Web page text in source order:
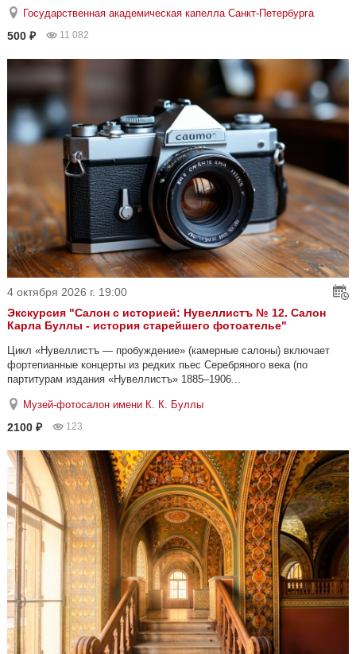
Государственная академическая капелла Санкт-Петербурга
500 ₽ 11 082
4 октября 2026 г. 19:00
Экскурсия "Салон с историей: Нувеллистъ № 12. Салон
Карла Буллы - история старейшего фотоателье"
Цикл «Нувеллистъ — пробуждение» (камерные салоны) включает
фортепианные концерты из редких пьес Серебряного века (по
партитурам издания «Нувеллистъ» 1885–1906...
Музей-фотосалон имени К. К. Буллы
2100 ₽ 123